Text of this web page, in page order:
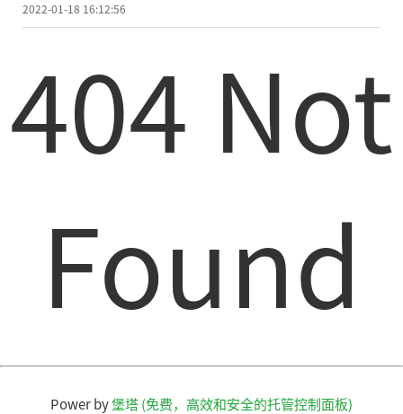
2022-01-18 16:12:56
404 Not
Found
Power by堡塔 (免费，高效和安全的托管控制面板)